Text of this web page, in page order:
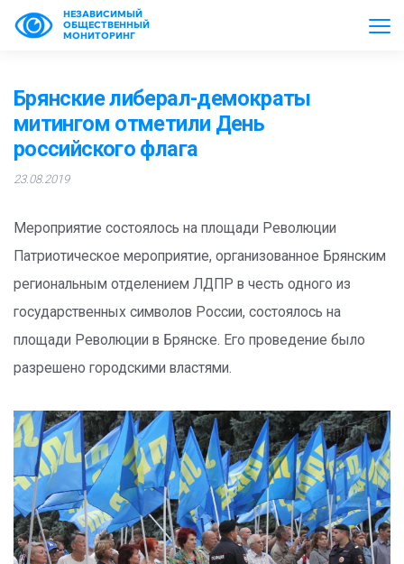
НЕЗАВИСИМЫЙ
ОБЩЕСТВЕННЫЙ
МОНИТОРИНГ
Брянские либерал-демократы
митингом отметили День
российского флага
23.08.2019
Мероприятие состоялось на площади Революции
Патриотическое мероприятие, организованное Брянским
региональным отделением ЛДПР в честь одного из
государственных символов России, состоялось на
площади Революции в Брянске. Его проведение было
разрешено городскими властями.